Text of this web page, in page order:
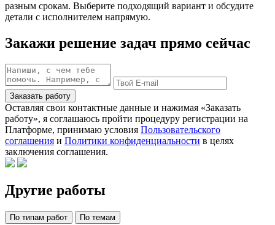
разным срокам. Выберите подходящий вариант и обсудите
детали с исполнителем напрямую.
Закажи решение задач прямо сейчас
Заказать работу
Оставляя свои контактные данные и нажимая «Заказать
работу», я соглашаюсь пройти процедуру регистрации на
Платформе, принимаю условия Пользовательского
соглашения и Политики конфиденциальности в целях
заключения соглашения.
Другие работы
По типам работ По темам